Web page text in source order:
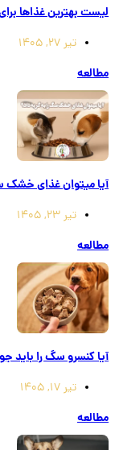
لیست بهترین غذاها
تیر 27, 1405
مطالعه
آیا میتوان غذای خشک
تیر 23, 1405
مطالعه
آیا کنسرو سگ را باید
تیر 17, 1405
مطالعه